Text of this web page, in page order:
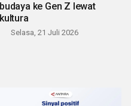
budaya ke Gen Z lewat
kultura
Selasa, 21 Juli 2026